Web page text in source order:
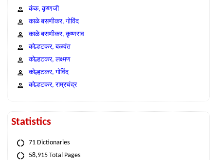
कंक, कृष्णजी
काळे बसणीकर, गोविंद
काळे बसणीकर, कृष्णराव
कोल्हटकर, बळवंत
कोल्हटकर, लक्ष्मण
कोल्हटकर, गोविंद
कोल्हटकर, राम्रचंद्र
Statistics
71 Dictionaries
58,915 Total Pages